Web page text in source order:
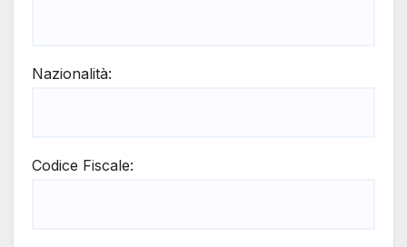
Nazionalità:
Codice Fiscale: